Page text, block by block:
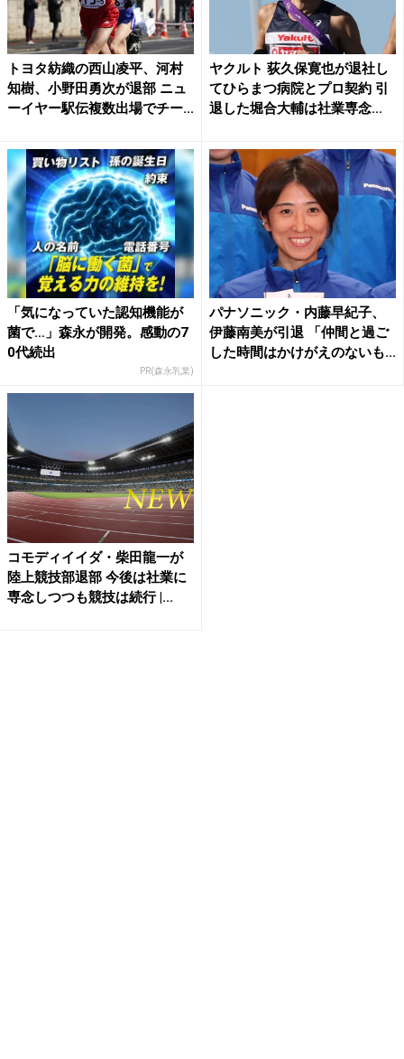
トヨタ紡織の西山凌平、河村
知樹、小野田勇次が退部 ニュ
ーイヤー駅伝複数出場でチー...
ヤクルト 荻久保寛也が退社し
てひらまつ病院とプロ契約 引
退した堀合大輔は社業専念...
「気になっていた認知機能が
菌で…」森永が開発。感動の7
0代続出
PR(森永乳業)
パナソニック・内藤早紀子、
伊藤南美が引退 「仲間と過ご
した時間はかけがえのないも...
コモディイイダ・柴田龍一が
陸上競技部退部 今後は社業に
専念しつつも競技は続行 |...